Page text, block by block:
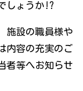
しょうか!?
施設の職員様や
内容の充実のご
者等へお知らせ